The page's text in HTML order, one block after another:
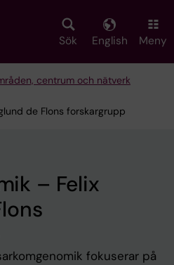
Sök English Meny
centrum och nätverk
de Flons forskargrupp
– Felix
fokuserar på